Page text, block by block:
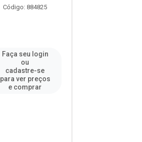
Código: 884825
Faça seu login
ou
cadastre-se
para ver preços
e comprar